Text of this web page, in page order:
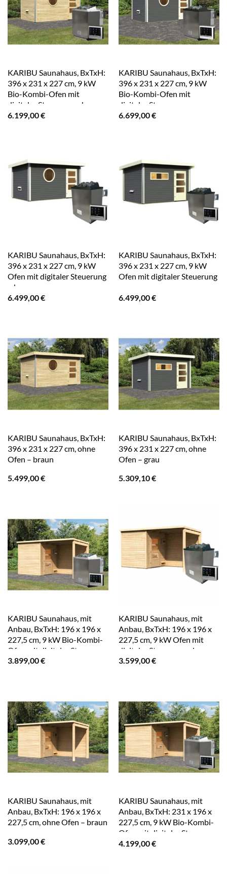
KARIBU Saunahaus, BxTxH:
396 x 231 x 227 cm, 9 kW
Bio-Kombi-Ofen mit
digitaler Steuerung – braun
6.199,00€
KARIBU Saunahaus, BxTxH:
396 x 231 x 227 cm, 9 kW
Bio-Kombi-Ofen mit
digitaler Steuerung – grau
6.699,00€
KARIBU Saunahaus, BxTxH:
396 x 231 x 227 cm, 9 kW
Ofen mit digitaler Steuerung
– braun
6.499,00€
KARIBU Saunahaus, BxTxH:
396 x 231 x 227 cm, 9 kW
Ofen mit digitaler Steuerung
6.499,00€
KARIBU Saunahaus, BxTxH:
396 x 231 x 227 cm, ohne
Ofen – braun
5.499,00€
KARIBU Saunahaus, BxTxH:
396 x 231 x 227 cm, ohne
Ofen – grau
5.309,10€
KARIBU Saunahaus, mit
Anbau, BxTxH: 196 x 196 x
227,5 cm, 9 kW Bio-Kombi-
Ofen mit digitaler Steuerung
– braun
3.899,00€
KARIBU Saunahaus, mit
Anbau, BxTxH: 196 x 196 x
227,5 cm, 9 kW Ofen mit
digitaler Steuerung – braun
3.599,00€
KARIBU Saunahaus, mit
Anbau, BxTxH: 196 x 196 x
227,5 cm, ohne Ofen – braun
3.099,00€
KARIBU Saunahaus, mit
Anbau, BxTxH: 231 x 196 x
227,5 cm, 9 kW Bio-Kombi-
Ofen mit digitaler Steuerung
– braun
4.199,00€